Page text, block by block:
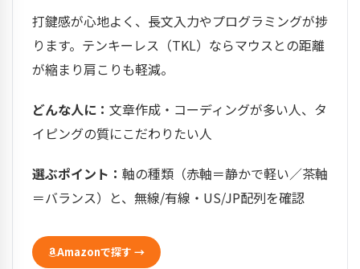
打鍵感が心地よく、長文入力やプログラミングが捗
ります。テンキーレス（TKL）ならマウスとの距離
が縮まり肩こりも軽減。
どんな人に： 文章作成・コーディングが多い人、タ
イピングの質にこだわりたい人
選ぶポイント： 軸の種類（赤軸＝静かで軽い／茶軸
＝バランス）と、無線/有線・US/JP配列を確認
Amazonで探す →